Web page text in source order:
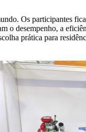
Os participantes
o desempenho, a
prática para